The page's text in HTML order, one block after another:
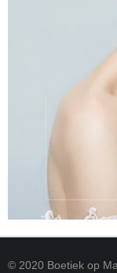
© 2020 Boetiek op